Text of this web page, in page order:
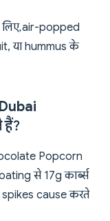
air-popped
या hummus के
Popcorn
से 17g कार्ब्स
cause करते